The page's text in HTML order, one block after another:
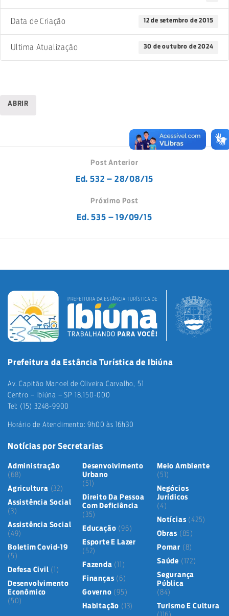
Data de Criação 12 de setembro de 2015
Ultima Atualização 30 de outubro de 2024
ABRIR
Post Anterior
Ed. 532 – 28/08/15
Próximo Post
Ed. 535 – 19/09/15
Prefeitura da Estância Turística de Ibiúna
Av. Capitão Manoel de Oliveira Carvalho, 51
Centro – Ibiúna – SP 18.150-000
Tel: (15) 3248-9900
Horário de Atendimento: 9h00 às 16h30
Notícias por Secretarias
Administração
(68)
Agricultura (32)
Assistência Social
(3)
Assistência Social
(49)
Boletim Covid-19
(5)
Defesa Civil (1)
Desenvolvimento
Econômico
(50)
Desenvolvimento
Urbano
(51)
Direito Da Pessoa
Com Deficiência
(35)
Educação (96)
Esporte E Lazer
(52)
Fazenda (11)
Finanças (6)
Governo (95)
Habitação (13)
Meio Ambiente
(51)
Negócios
Jurídicos
(4)
Notícias (425)
Obras (85)
Pomar (8)
Saúde (172)
Segurança
Pública
(84)
Turismo E Cultura